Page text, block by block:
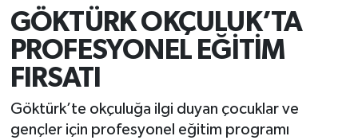
GÖKTÜRK OKÇULUK’TA
PROFESYONEL EĞİTİM
FIRSATI
Göktürk’te okçuluğa ilgi duyan çocuklar ve
gençler için profesyonel eğitim programı
EĞİTİM
EKONOMİ
GÖKTÜRK
Son Dakika Haberleri
Haber Arşivi